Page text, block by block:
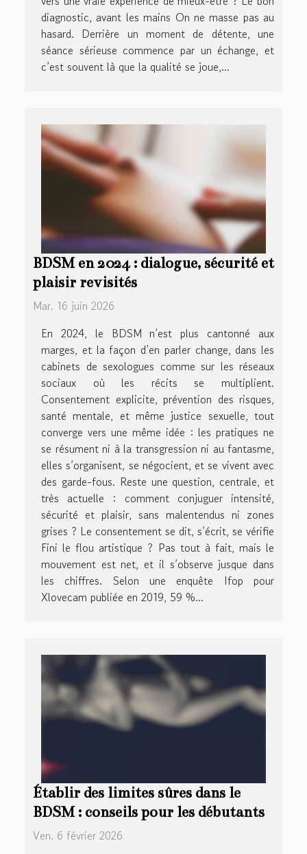
diagnostic, avant les mains On ne masse pas au
hasard. Derrière un moment de détente, une
séance sérieuse commence par un échange, et
c’est souvent là que la qualité se joue,...
BDSM en 2024 : dialogue, sécurité et
plaisir revisités
Mar. 16 juin 2026
En 2024, le BDSM n’est plus cantonné aux
marges, et la façon d’en parler change, dans les
cabinets de sexologues comme sur les réseaux
sociaux où les récits se multiplient.
Consentement explicite, prévention des risques,
santé mentale, et même justice sexuelle, tout
converge vers une même idée : les pratiques ne
se résument ni à la transgression ni au fantasme,
elles s’organisent, se négocient, et se vivent avec
des garde-fous. Reste une question, centrale, et
très actuelle : comment conjuguer intensité,
sécurité et plaisir, sans malentendus ni zones
grises ? Le consentement se dit, s’écrit, se vérifie
Fini le flou artistique ? Pas tout à fait, mais le
mouvement est net, et il s’observe jusque dans
les chiffres. Selon une enquête Ifop pour
Xlovecam publiée en 2019, 59 %...
Établir des limites sûres dans le
BDSM : conseils pour les débutants
Ven. 6 février 2026